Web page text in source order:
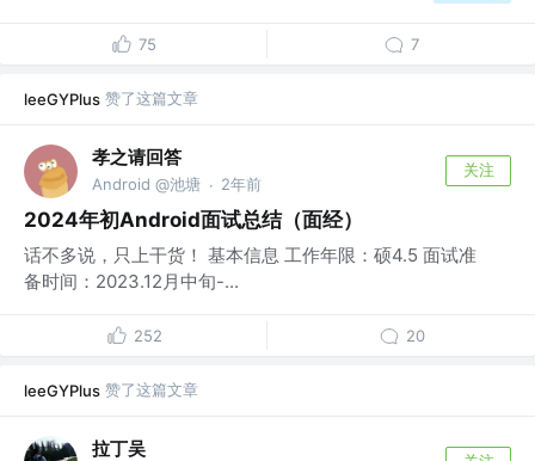
75 7
leeGYPlus 赞了这篇文章
孝之请回答
Android @池塘 · 2年前
关注
2024年初Android面试总结（面经）
话不多说，只上干货！ 基本信息 工作年限：硕4.5 面试准
备时间：2023.12月中旬-...
252 20
leeGYPlus 赞了这篇文章
拉丁吴